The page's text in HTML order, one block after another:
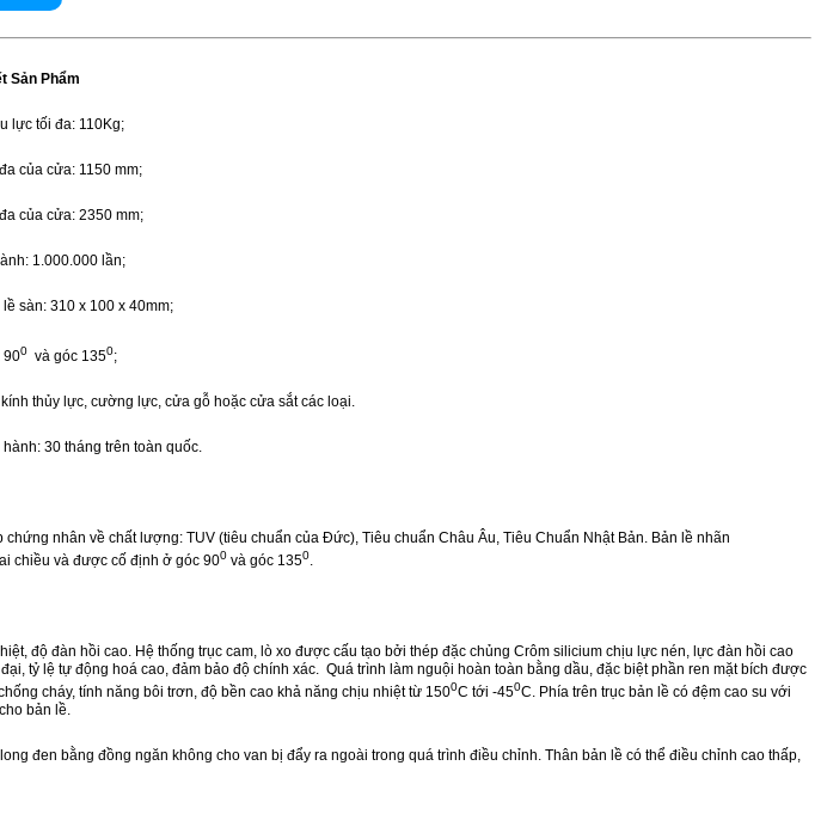
Sản Phẩm
lực tối đa: 110Kg;
của cửa: 1150 mm;
của cửa: 2350 mm;
1.000.000 lần;
sàn: 310 x 100 x 40mm;
900 và góc 1350;
thủy lực, cường lực, cửa gỗ hoặc cửa sắt các loại.
30 tháng trên toàn quốc.
nhân về chất lượng: TUV (tiêu chuẩn của Đức), Tiêu chuẩn Châu Âu, Tiêu Chuẩn Nhật Bản. Bản lề nhãn
chiều và được cố định ở góc 900 và góc 1350.
độ đàn hồi cao. Hệ thống trục cam, lò xo được cấu tạo bởi thép đặc chủng Crôm silicium chịu lực nén, lực đàn hồi cao
tỷ lệ tự động hoá cao, đảm bảo độ chính xác. Quá trình làm nguội hoàn toàn bằng dầu, đặc biệt phần ren mặt bích được
cháy, tính năng bôi trơn, độ bền cao khả năng chịu nhiệt từ 1500C tới -450C. Phía trên trục bản lề có đệm cao su với
bản lề.
đen bằng đồng ngăn không cho van bị đẩy ra ngoài trong quá trình điều chỉnh. Thân bản lề có thể điều chỉnh cao thấp,